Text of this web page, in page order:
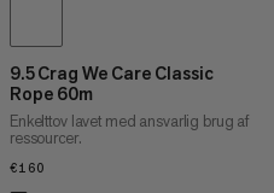
9.5 Crag We Care Classic
Rope 60m
Enkelttov lavet med ansvarlig brug af
ressourcer.
€160